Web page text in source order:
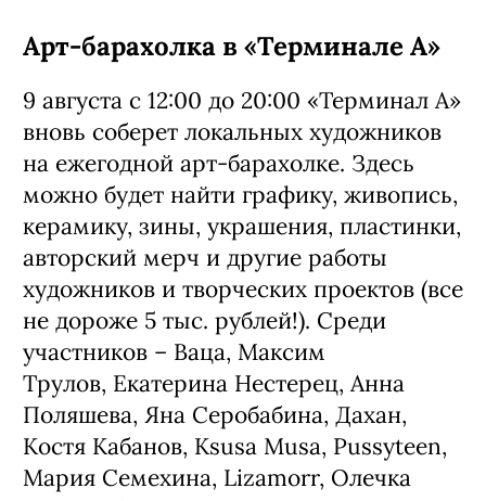
Арт-барахолка в «Терминале А»
9 августа с 12:00 до 20:00 «Терминал А»
вновь соберет локальных художников
на ежегодной арт-барахолке. Здесь
можно будет найти графику, живопись,
керамику, зины, украшения, пластинки,
авторский мерч и другие работы
художников и творческих проектов (все
не дороже 5 тыс. рублей!). Среди
участников – Ваца, Максим
Трулов, Екатерина Нестерец, Анна
Поляшева, Яна Серобабина, Дахан,
Костя Кабанов, Ksusa Musa, Pussyteen,
Мария Семехина, Lizamorr, Олечка